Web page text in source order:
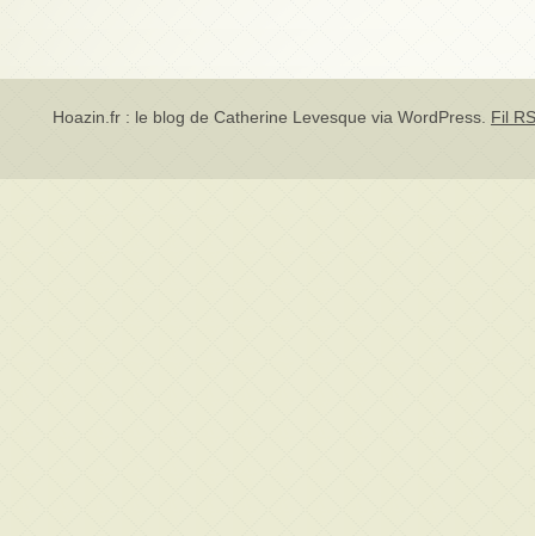
Hoazin.fr : le blog de Catherine Levesque via WordPress Fil